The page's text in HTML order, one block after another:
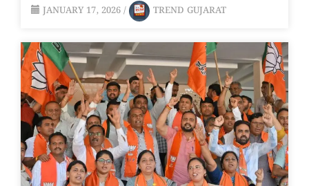
JANUARY 17, 2026 / TREND GUJARAT